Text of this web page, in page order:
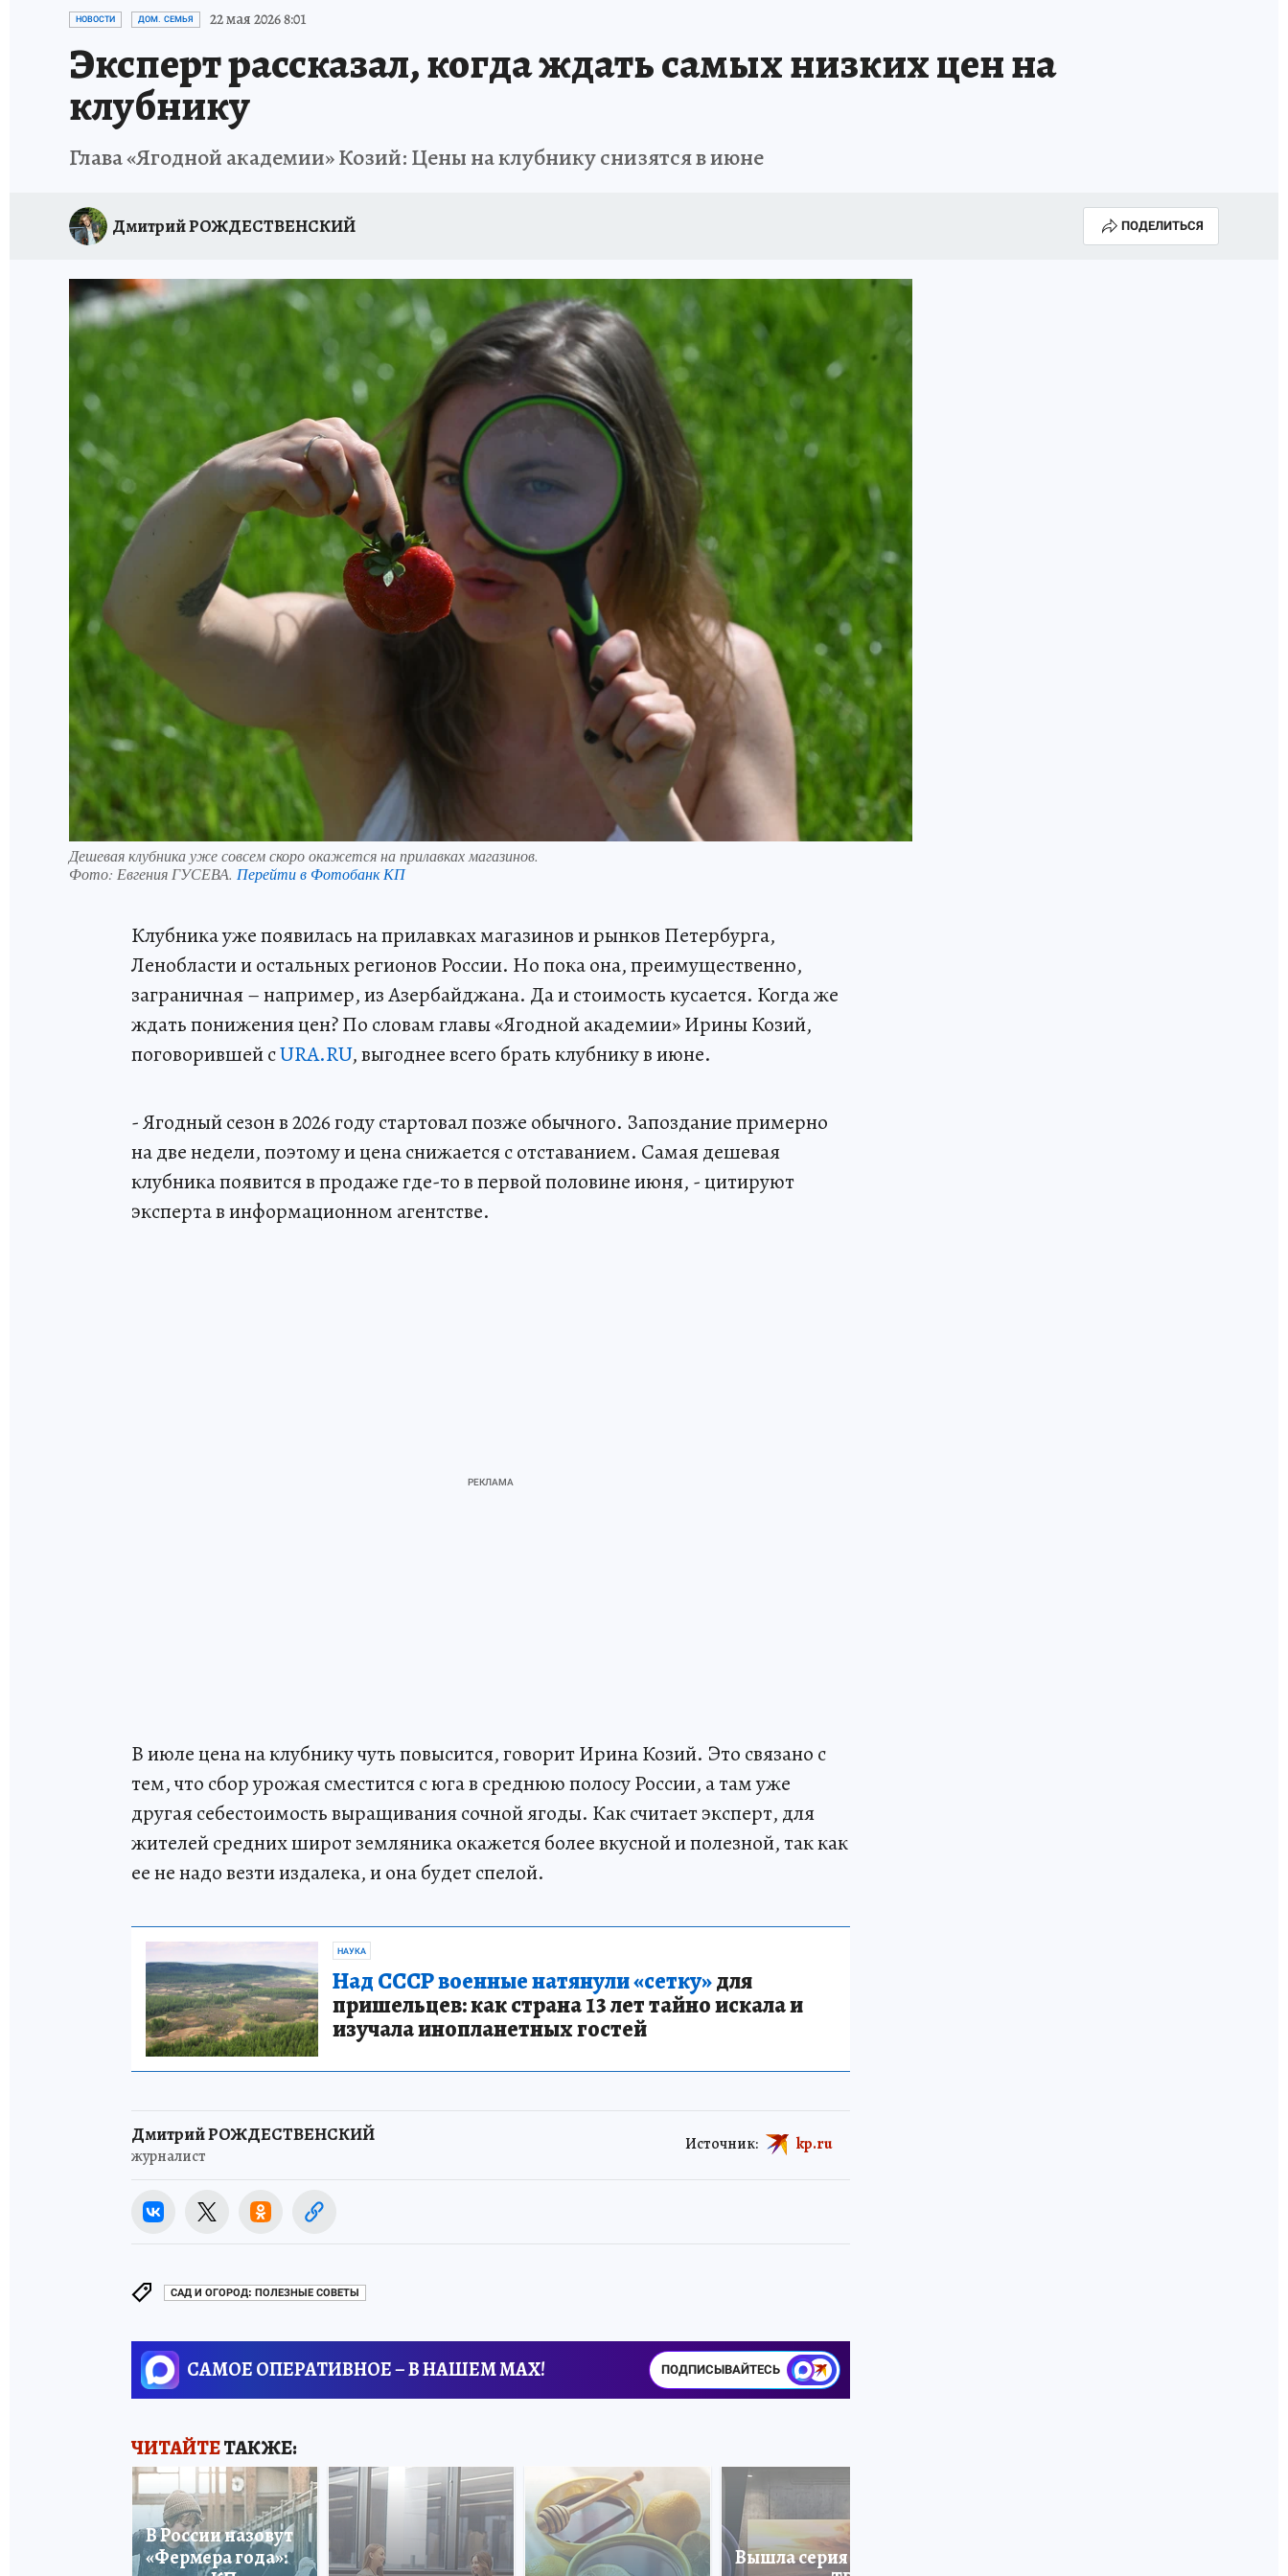
ПЕТЕРБУРГСКАЯ СТРОЙКА
НОВОСТИ ДОМ. СЕМЬЯ 22 мая 2026 8:01
Эксперт рассказал, когда ждать самых низких цен на
клубнику
Глава «Ягодной академии» Козий: Цены на клубнику снизятся в июне
Дмитрий РОЖДЕСТВЕНСКИЙ ПОДЕЛИТЬСЯ
Дешевая клубника уже совсем скоро окажется на прилавках магазинов.
Фото: Евгения ГУСЕВА. Перейти в Фотобанк КП
Клубника уже появилась на прилавках магазинов и рынков Петербурга,
Ленобласти и остальных регионов России. Но пока она, преимущественно,
заграничная – например, из Азербайджана. Да и стоимость кусается. Когда же
ждать понижения цен? По словам главы «Ягодной академии» Ирины Козий,
поговорившей сURA.RU, выгоднее всего брать клубнику в июне.
- Ягодный сезон в 2026 году стартовал позже обычного. Запоздание примерно
на две недели, поэтому и цена снижается с отставанием. Самая дешевая
клубника появится в продаже где-то в первой половине июня, - цитируют
эксперта в информационном агентстве.
В июле цена на клубнику чуть повысится, говорит Ирина Козий. Это связано с
тем, что сбор урожая сместится с юга в среднюю полосу России, а там уже
другая себестоимость выращивания сочной ягоды. Как считает эксперт, для
жителей средних широт земляника окажется более вкусной и полезной, так как
ее не надо везти издалека, и она будет спелой.
НАУКА
Над СССР военные натянули «сетку»для
пришельцев: как страна 13 лет тайно искала и
изучала инопланетных гостей
Дмитрий РОЖДЕСТВЕНСКИЙ
журналист
Источник: kp.ru
САД И ОГОРОД: ПОЛЕЗНЫЕ СОВЕТЫ
САМОЕ ОПЕРАТИВНОЕ – В НАШЕМ MAX! ПОДПИСЫВАЙТЕСЬ
ЧИТАЙТЕТАКЖЕ:
В России назовут
«Фермера года»:
Вышла серия